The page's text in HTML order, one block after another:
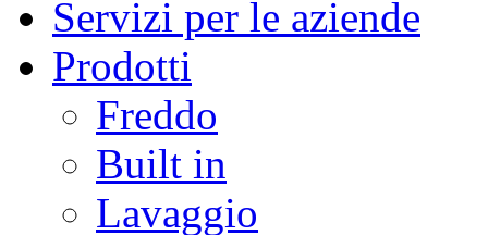
Servizi per le aziende
Prodotti
Freddo
Built in
Lavaggio